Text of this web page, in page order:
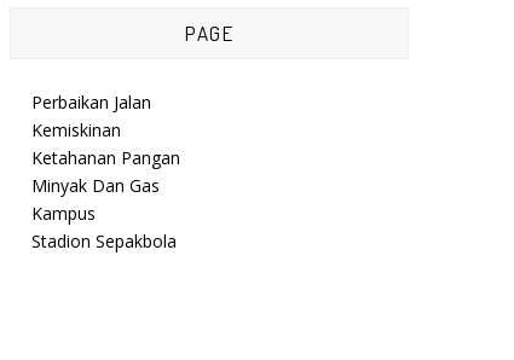
PAGE
Perbaikan Jalan
Kemiskinan
Ketahanan Pangan
Minyak Dan Gas
Kampus
Stadion Sepakbola